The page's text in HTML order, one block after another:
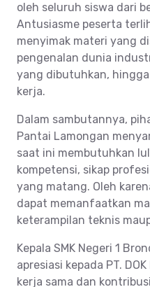
oleh seluruh siswa dari
Antusiasme peserta
menyimak materi yang
pengenalan dunia
yang dibutuhkan,
kerja.
Dalam sambutannya,
Pantai Lamongan
saat ini membutuhkan
kompetensi, sikap
yang matang. Oleh
dapat memanfaatkan
keterampilan teknis
Kepala SMK Negeri 1
apresiasi kepada PT.
kerja sama dan